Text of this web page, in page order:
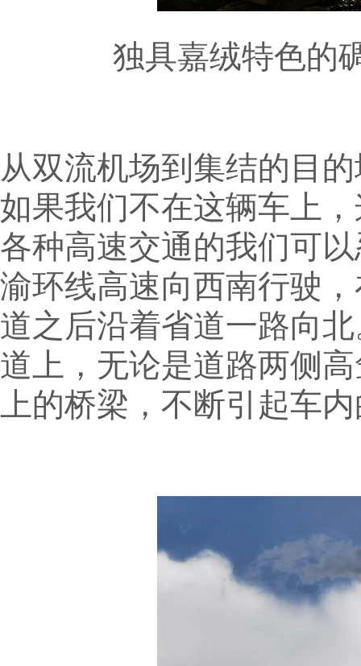
独具嘉绒特色的
从双流机场到集结的目
如果我们不在这辆车上
各种高速交通的我们可
渝环线高速向西南行驶
道之后沿着省道一路向
道上，无论是道路两侧
上的桥梁，不断引起车